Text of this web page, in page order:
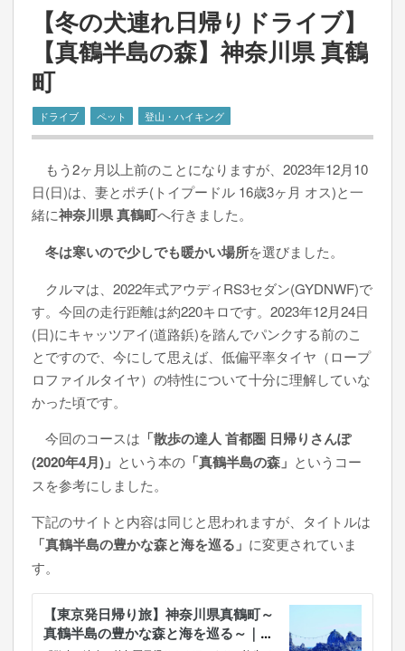
【冬の犬連れ日帰りドライブ】
【真鶴半島の森】神奈川県 真鶴
町
ドライブ ペット 登山・ハイキング
もう2ヶ月以上前のことになりますが、2023年12月10
日(日)は、妻とポチ(トイプードル 16歳3ヶ月 オス)と一
緒に神奈川県 真鶴町へ行きました。
冬は寒いので少しでも暖かい場所を選びました。
クルマは、2022年式アウディRS3セダン(GYDNWF)で
す。今回の走行距離は約220キロです。2023年12月24日
(日)にキャッツアイ(道路鋲)を踏んでパンクする前のこ
とですので、今にして思えば、低偏平率タイヤ（ロープ
ロファイルタイヤ）の特性について十分に理解していな
かった頃です。
今回のコースは 「散歩の達人 首都圏 日帰りさんぽ
(2020年4月)」 という本の 「真鶴半島の森」 というコー
スを参考にしました。
下記のサイトと内容は同じと思われますが、タイトルは
「真鶴半島の豊かな森と海を巡る」 に変更されていま
す。